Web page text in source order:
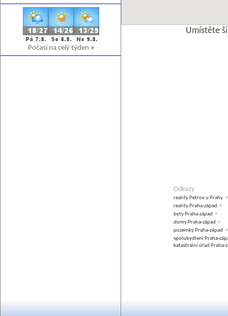
Počasí na celý týden »
Umístěte
Odkazy
reality Petrov u Prahy »
reality Praha-západ »
byty Praha-západ »
domy Praha-západ »
pozemky Praha-západ »
spolubydlení Praha-
katastrální úřad Praha-